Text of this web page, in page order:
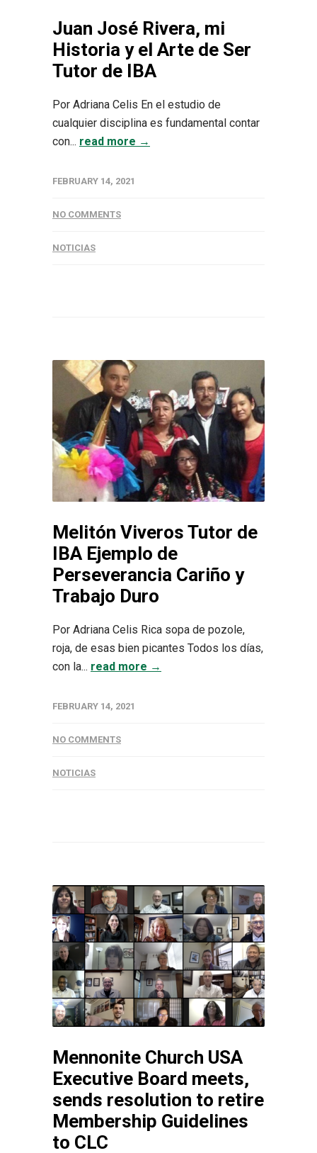
Juan José Rivera, mi
Historia y el Arte de Ser
Tutor de IBA
Por Adriana Celis En el estudio de
cualquier disciplina es fundamental contar
con... read more →
FEBRUARY 14, 2021
NO COMMENTS
NOTICIAS
Melitón Viveros Tutor de
IBA Ejemplo de
Perseverancia Cariño y
Trabajo Duro
Por Adriana Celis Rica sopa de pozole,
roja, de esas bien picantes Todos los días,
con la... read more →
FEBRUARY 14, 2021
NO COMMENTS
NOTICIAS
Mennonite Church USA
Executive Board meets,
sends resolution to retire
Membership Guidelines
to CLC